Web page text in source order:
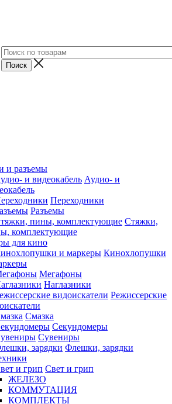
и разъемы
Аудио- и
Переходники
Разъемы
Стяжки,
комплектующие
для кино
Кинохлопушки
Мегафоны
Наглазники
Режиссерские
Смазка
Секундомеры
Сувениры
Флешки, зарядки
Свет и грип
ЖЕЛЕЗО
КОММУТАЦИЯ
КОМПЛЕКТЫ